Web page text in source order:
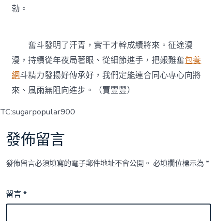
勃。
奮斗發明了汗青，實干才幹成績將來。征途漫
漫，持續從年夜局著眼、從細節進手，把艱難奮包養
網斗精力發揚好傳承好，我們定能連合同心專心向將
來、風雨無阻向進步。（賈豐豐）
TC:sugarpopular900
發佈留言
發佈留言必須填寫的電子郵件地址不會公開。 必填欄位標示為*
留言*